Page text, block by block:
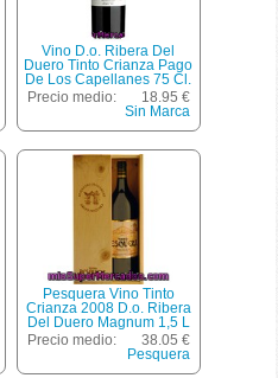
Vino D.o. Ribera Del
Duero Tinto Crianza Pago
De Los Capellanes 75 Cl.
Precio medio:
18.95 €
Sin Marca
Pesquera Vino Tinto
Crianza 2008 D.o. Ribera
Del Duero Magnum 1,5 L
Precio medio:
38.05 €
Pesquera